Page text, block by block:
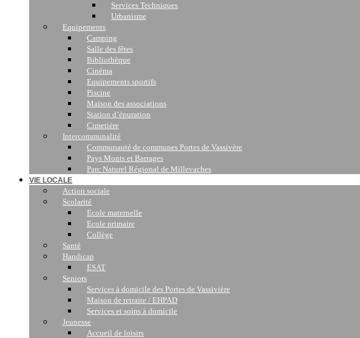
Services Techniques
Urbanisme
Equipements
Camping
Salle des fêtes
Bibliothèque
Cinéma
Equipements sportifs
Piscine
Maison des associations
Station d’épuration
Cimetière
Intercommunalité
Communauté de communes Portes de Vassivère
Pays Monts et Barrages
Parc Naturel Régional de Millevaches
VIE LOCALE
Action sociale
Scolarité
Ecole maternelle
Ecole primaire
Collège
Santé
Handicap
ESAT
Seniors
Services à domicile des Portes de Vassivière
Maison de retraite / EHPAD
Services et soins à domicile
Jeunesse
Accueil de loisirs